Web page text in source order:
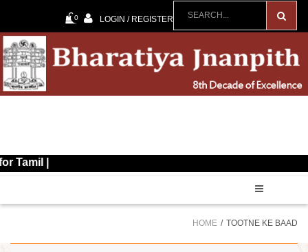
0 LOGIN / REGISTER
HOME TOOTNE KE BAAD